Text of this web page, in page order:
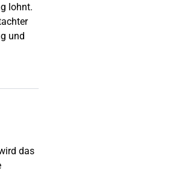
lohnt.
und
das